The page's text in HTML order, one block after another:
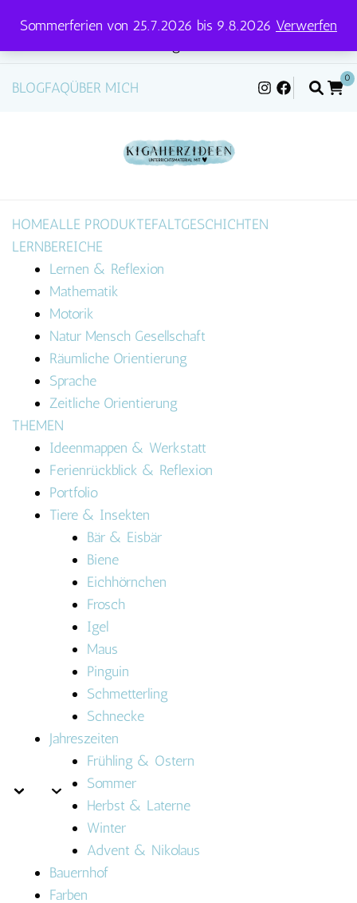
Sommerferien von 25.7.2026 bis 9.8.2026 Verwerfen
Versandtage für Pakete und Briefe: Mittwoch &
BLOGFAQÜBER MICH
0
HOMEALLE PRODUKTEFALTGESCHICHTEN
LERNBEREICHE
Lernen & Reflexion
Mathematik
Motorik
Natur Mensch Gesellschaft
Räumliche Orientierung
Sprache
Zeitliche Orientierung
THEMEN
Ideenmappen & Werkstatt
Ferienrückblick & Reflexion
Portfolio
Tiere & Insekten
Bär & Eisbär
Biene
Eichhörnchen
Frosch
Igel
Maus
Pinguin
Schmetterling
Schnecke
Jahreszeiten
Frühling & Ostern
Sommer
Herbst & Laterne
Winter
Advent & Nikolaus
Bauernhof
Farben